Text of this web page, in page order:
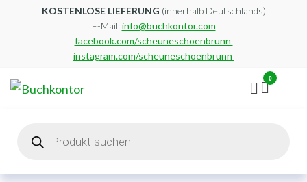
KOSTENLOSE LIEFERUNG (innerhalb Deutschlands)
E-Mail:info@buchkontor.com
facebook.com/scheuneschoenbrunn
instagram.com/scheuneschoenbrunn
0
search